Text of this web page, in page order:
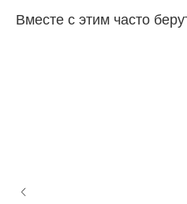
Вместе с этим часто